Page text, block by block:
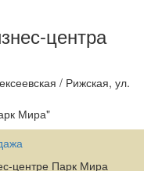
центра
/ Рижская, ул.
Мира"